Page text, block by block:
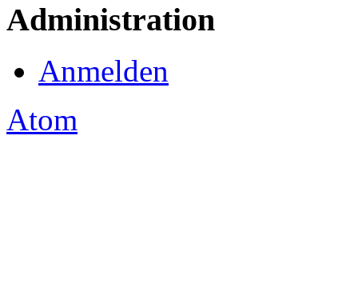
Administration
Anmelden
Atom